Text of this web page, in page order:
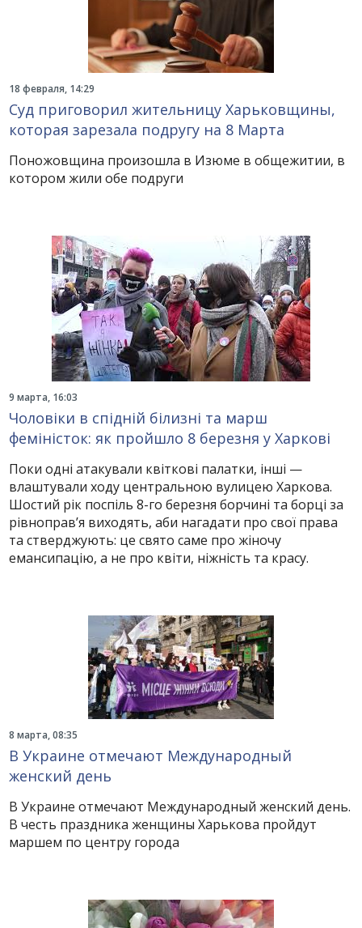
18 февраля, 14:29
Суд приговорил жительницу Харьковщины,
которая зарезала подругу на 8 Марта
Поножовщина произошла в Изюме в общежитии, в
котором жили обе подруги
9 марта, 16:03
Чоловіки в спідній білизні та марш
феміністок: як пройшло 8 березня у Харкові
Поки одні атакували квіткові палатки, інші —
влаштували ходу центральною вулицею Харкова.
Шостий рік поспіль 8-го березня борчині та борці за
рівноправ’я виходять, аби нагадати про свої права
та стверджують: це свято саме про жіночу
емансипацію, а не про квіти, ніжність та красу.
8 марта, 08:35
В Украине отмечают Международный
женский день
В Украине отмечают Международный женский день.
В честь праздника женщины Харькова пройдут
маршем по центру города